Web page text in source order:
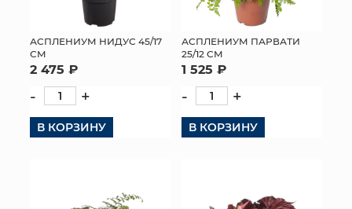
АСПЛЕНИУМ НИДУС 45/17
СМ
2 475 ₽
- +
В КОРЗИНУ
АСПЛЕНИУМ ПАРВАТИ
25/12 СМ
1 525 ₽
- +
В КОРЗИНУ